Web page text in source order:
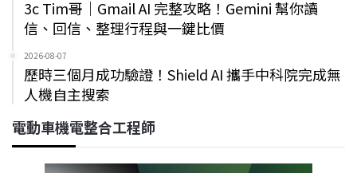
3c Tim哥｜Gmail AI 完整攻略！Gemini 幫你讀
信、回信、整理行程與一鍵比價
2026-08-07
歷時三個月成功驗證！Shield AI 攜手中科院完成無
人機自主搜索
電動車機電整合工程師